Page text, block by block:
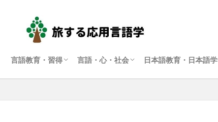
言語教育・習得 言語・心・社会 日本語教育・日本語学